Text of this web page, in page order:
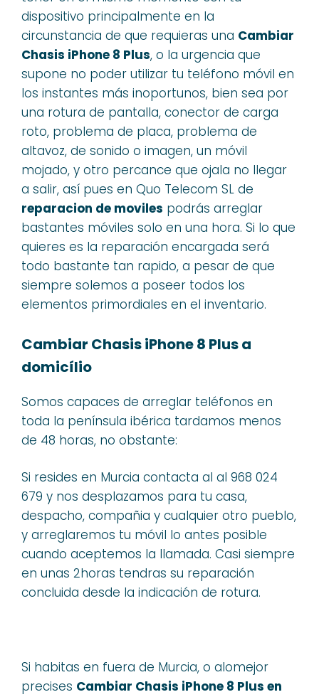
dispositivo principalmente en la
circunstancia de que requieras una Cambiar
Chasis iPhone 8 Plus, o la urgencia que
supone no poder utilizar tu teléfono móvil en
los instantes más inoportunos, bien sea por
una rotura de pantalla, conector de carga
roto, problema de placa, problema de
altavoz, de sonido o imagen, un móvil
mojado, y otro percance que ojala no llegar
a salir, así pues en Quo Telecom SL de
reparacion de moviles podrás arreglar
bastantes móviles solo en una hora. Si lo que
quieres es la reparación encargada será
todo bastante tan rapido, a pesar de que
siempre solemos a poseer todos los
elementos primordiales en el inventario.
Cambiar Chasis iPhone 8 Plus a
domicílio
Somos capaces de arreglar teléfonos en
toda la península ibérica tardamos menos
de 48 horas, no obstante:
Si resides en Murcia contacta al al 968 024
679 y nos desplazamos para tu casa,
despacho, compañia y cualquier otro pueblo,
y arreglaremos tu móvil lo antes posible
cuando aceptemos la llamada. Casi siempre
en unas 2horas tendras su reparación
concluida desde la indicación de rotura.
Si habitas en fuera de Murcia, o alomejor
precises Cambiar Chasis iPhone 8 Plus en